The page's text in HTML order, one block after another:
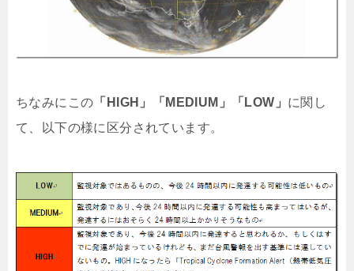
ちなみにこの 「HIGH」「MEDIUM」「LOW」 に関し
て、以下の様に区分されています。